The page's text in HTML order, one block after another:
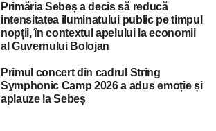
Primăria Sebeș a decis să reducă
intensitatea iluminatului public pe timpul
nopții, în contextul apelului la economii
al Guvernului Bolojan
Primul concert din cadrul String
Symphonic Camp 2026 a adus emoție și
aplauze la Sebeș